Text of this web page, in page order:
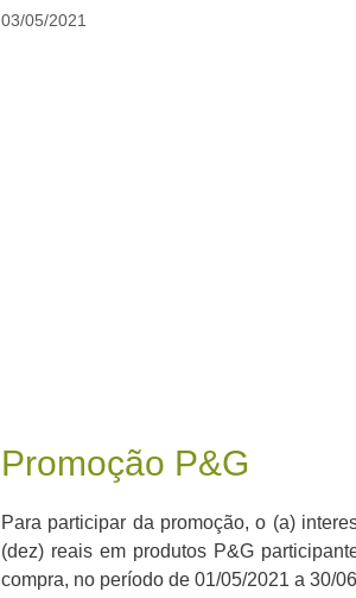
03/05/2021
Promoção P&G
Para participar da promoção, o (a)
(dez) reais em produtos P&G
compra, no período de 01/05/2021 a 30/